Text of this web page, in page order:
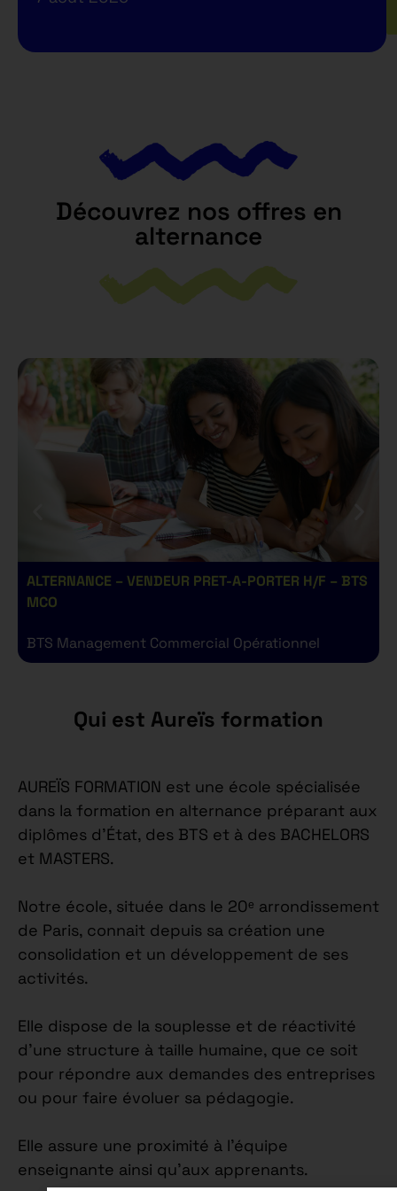
Découvrez nos offres en
alternance
ALTERNANCE – VENDEUR PRET-A-PORTER H/F – BTS
MCO
BTS Management Commercial Opérationnel
Qui est Aureïs formation
AUREÏS FORMATION est une école spécialisée
dans la formation en alternance préparant aux
diplômes d’État, des BTS et à des BACHELORS
et MASTERS.
Notre école, située dans le 20ᵉ arrondissement
de Paris, connait depuis sa création une
consolidation et un développement de ses
activités.
Elle dispose de la souplesse et de réactivité
d’une structure à taille humaine, que ce soit
pour répondre aux demandes des entreprises
ou pour faire évoluer sa pédagogie.
Elle assure une proximité à l’équipe
enseignante ainsi qu’aux apprenants.